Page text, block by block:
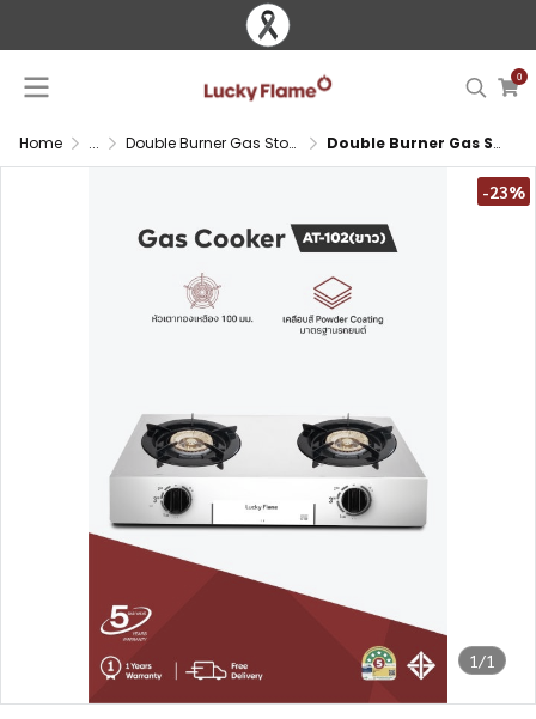
0
Home ... Double Burner Gas Stove Double Burner Gas Stove with Brass Burner and Stainless Steel Top
1/1
-23%